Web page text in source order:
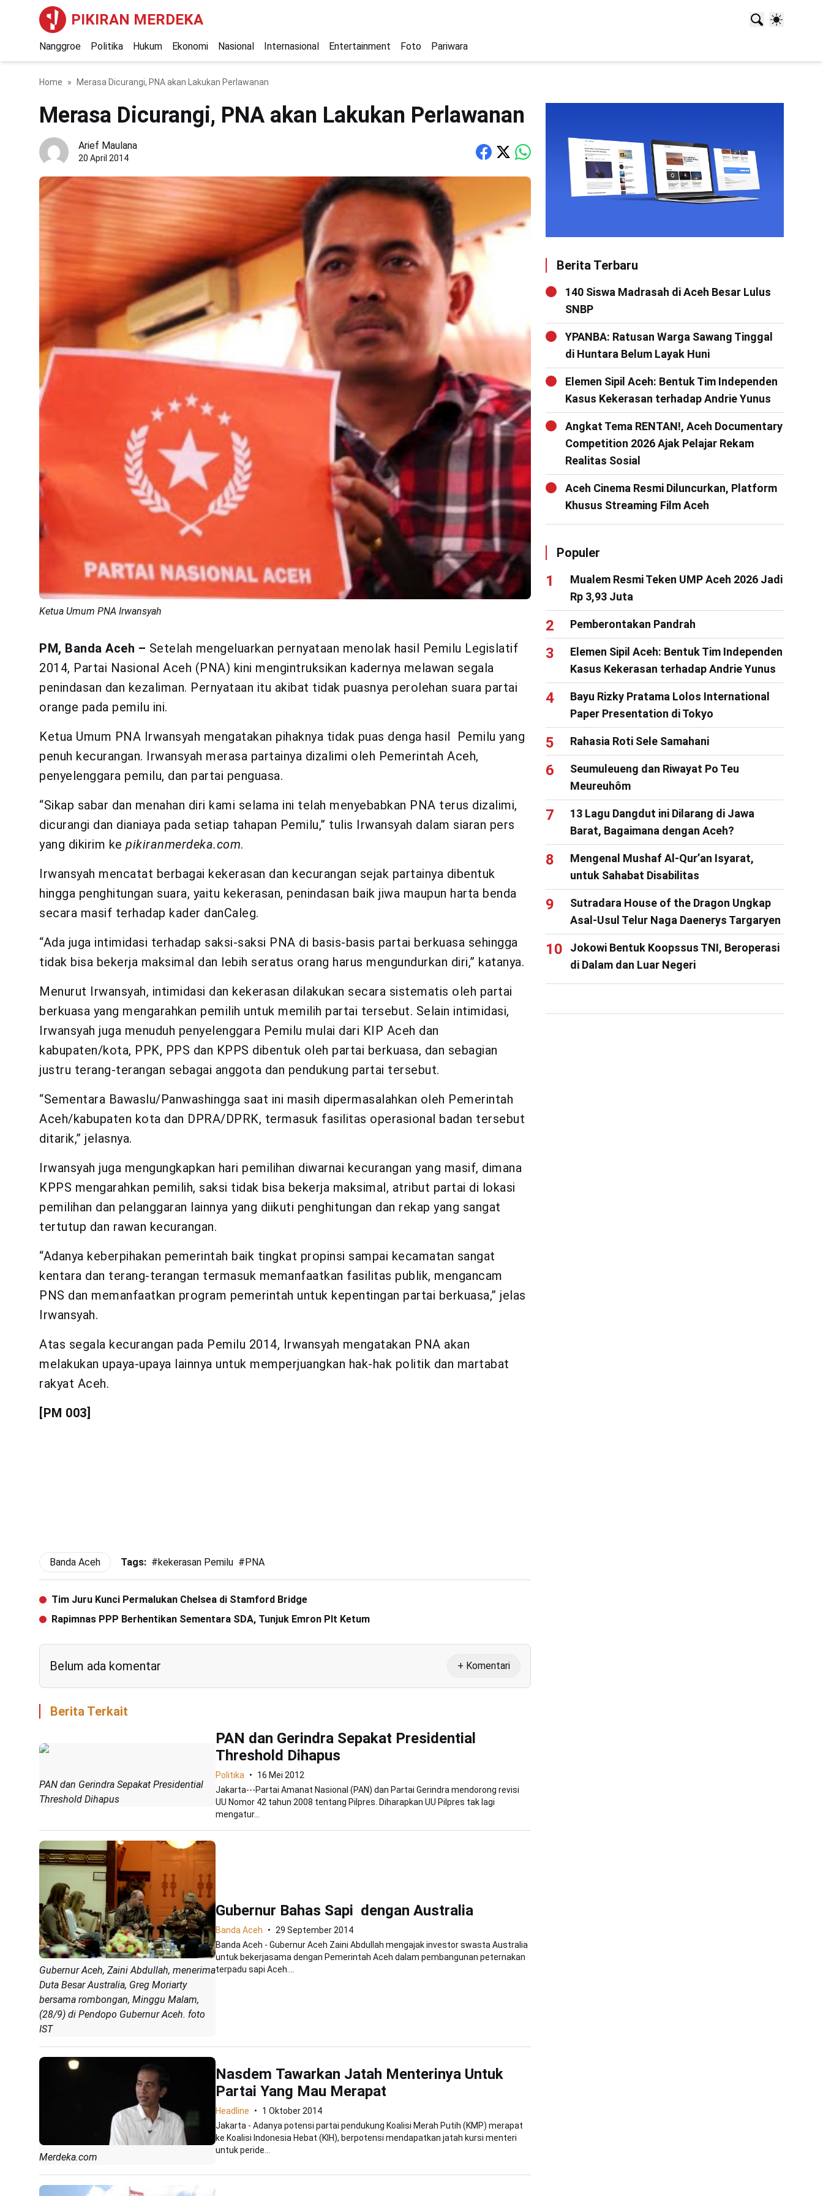
PIKIRAN MERDEKA
Nanggroe Politika Hukum Ekonomi Nasional Internasional Entertainment Foto Pariwara
Home Merasa Dicurangi, PNA akan Lakukan Perlawanan
Merasa Dicurangi, PNA akan Lakukan Perlawanan
Arief Maulana
20 April 2014
Ketua Umum PNA Irwansyah
PM, Banda Aceh – Setelah mengeluarkan pernyataan menolak hasil Pemilu Legislatif
2014, Partai Nasional Aceh (PNA) kini mengintruksikan kadernya melawan segala
penindasan dan kezaliman. Pernyataan itu akibat tidak puasnya perolehan suara partai
orange pada pemilu ini.
Ketua Umum PNA Irwansyah mengatakan pihaknya tidak puas denga hasil Pemilu yang
penuh kecurangan. Irwansyah merasa partainya dizalimi oleh Pemerintah Aceh,
penyelenggara pemilu, dan partai penguasa.
“Sikap sabar dan menahan diri kami selama ini telah menyebabkan PNA terus dizalimi,
dicurangi dan dianiaya pada setiap tahapan Pemilu,” tulis Irwansyah dalam siaran pers
yang dikirim ke pikiranmerdeka.com.
Irwansyah mencatat berbagai kekerasan dan kecurangan sejak partainya dibentuk
hingga penghitungan suara, yaitu kekerasan, penindasan baik jiwa maupun harta benda
secara masif terhadap kader danCaleg.
“Ada juga intimidasi terhadap saksi-saksi PNA di basis-basis partai berkuasa sehingga
tidak bisa bekerja maksimal dan lebih seratus orang harus mengundurkan diri,” katanya.
Menurut Irwansyah, intimidasi dan kekerasan dilakukan secara sistematis oleh partai
berkuasa yang mengarahkan pemilih untuk memilih partai tersebut. Selain intimidasi,
Irwansyah juga menuduh penyelenggara Pemilu mulai dari KIP Aceh dan
kabupaten/kota, PPK, PPS dan KPPS dibentuk oleh partai berkuasa, dan sebagian
justru terang-terangan sebagai anggota dan pendukung partai tersebut.
“Sementara Bawaslu/Panwashingga saat ini masih dipermasalahkan oleh Pemerintah
Aceh/kabupaten kota dan DPRA/DPRK, termasuk fasilitas operasional badan tersebut
ditarik,” jelasnya.
Irwansyah juga mengungkapkan hari pemilihan diwarnai kecurangan yang masif, dimana
KPPS mengarahkan pemilih, saksi tidak bisa bekerja maksimal, atribut partai di lokasi
pemilihan dan pelanggaran lainnya yang diikuti penghitungan dan rekap yang sangat
tertutup dan rawan kecurangan.
“Adanya keberpihakan pemerintah baik tingkat propinsi sampai kecamatan sangat
kentara dan terang-terangan termasuk memanfaatkan fasilitas publik, mengancam
PNS dan memanfaatkan program pemerintah untuk kepentingan partai berkuasa,” jelas
Irwansyah.
Atas segala kecurangan pada Pemilu 2014, Irwansyah mengatakan PNA akan
melakukan upaya-upaya lainnya untuk memperjuangkan hak-hak politik dan martabat
rakyat Aceh.
[PM 003]
Banda Aceh Tags: #kekerasan Pemilu #PNA
Tim Juru Kunci Permalukan Chelsea di Stamford Bridge
Rapimnas PPP Berhentikan Sementara SDA, Tunjuk Emron Plt Ketum
Belum ada komentar + Komentari
Berita Terkait
PAN dan Gerindra Sepakat Presidential
Threshold Dihapus
PAN dan Gerindra Sepakat Presidential
Threshold Dihapus
Politika
16 Mei 2012
Jakarta---Partai Amanat Nasional (PAN) dan Partai Gerindra mendorong revisi
UU Nomor 42 tahun 2008 tentang Pilpres. Diharapkan UU Pilpres tak lagi
mengatur...
Gubernur Aceh, Zaini Abdullah, menerima
Duta Besar Australia, Greg Moriarty
bersama rombongan, Minggu Malam,
(28/9) di Pendopo Gubernur Aceh. foto
IST
Gubernur Bahas Sapi dengan Australia
Banda Aceh
29 September 2014
Banda Aceh - Gubernur Aceh Zaini Abdullah mengajak investor swasta Australia
untuk bekerjasama dengan Pemerintah Aceh dalam pembangunan peternakan
terpadu sapi Aceh....
Merdeka.com
Nasdem Tawarkan Jatah Menterinya Untuk
Partai Yang Mau Merapat
Headline
1 Oktober 2014
Jakarta - Adanya potensi partai pendukung Koalisi Merah Putih (KMP) merapat
ke Koalisi Indonesia Hebat (KIH), berpotensi mendapatkan jatah kursi menteri
untuk peride...
Berita Terbaru
140 Siswa Madrasah di Aceh Besar Lulus
SNBP
YPANBA: Ratusan Warga Sawang Tinggal
di Huntara Belum Layak Huni
Elemen Sipil Aceh: Bentuk Tim Independen
Kasus Kekerasan terhadap Andrie Yunus
Angkat Tema RENTAN!, Aceh Documentary
Competition 2026 Ajak Pelajar Rekam
Realitas Sosial
Aceh Cinema Resmi Diluncurkan, Platform
Khusus Streaming Film Aceh
Populer
Mualem Resmi Teken UMP Aceh 2026 Jadi
Rp 3,93 Juta
Pemberontakan Pandrah
Elemen Sipil Aceh: Bentuk Tim Independen
Kasus Kekerasan terhadap Andrie Yunus
Bayu Rizky Pratama Lolos International
Paper Presentation di Tokyo
Rahasia Roti Sele Samahani
Seumuleueng dan Riwayat Po Teu
Meureuhôm
13 Lagu Dangdut ini Dilarang di Jawa
Barat, Bagaimana dengan Aceh?
Mengenal Mushaf Al-Qur’an Isyarat,
untuk Sahabat Disabilitas
Sutradara House of the Dragon Ungkap
Asal-Usul Telur Naga Daenerys Targaryen
Jokowi Bentuk Koopssus TNI, Beroperasi
di Dalam dan Luar Negeri